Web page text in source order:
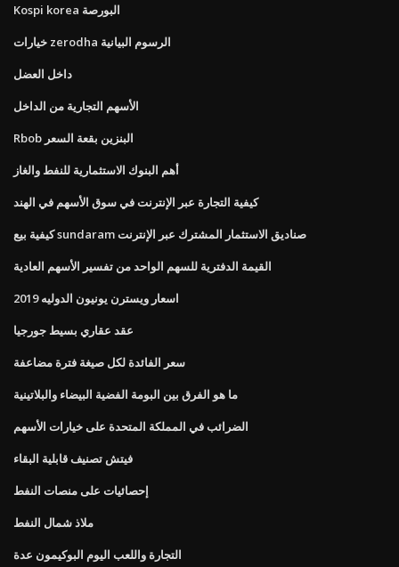
Kospi korea البورصة
خيارات zerodha الرسوم البيانية
داخل العضل
الأسهم التجارية من الداخل
Rbob البنزين بقعة السعر
أهم البنوك الاستثمارية للنفط والغاز
كيفية التجارة عبر الإنترنت في سوق الأسهم في الهند
كيفية بيع sundaram صناديق الاستثمار المشترك عبر الإنترنت
القيمة الدفترية للسهم الواحد من تفسير الأسهم العادية
اسعار ويسترن يونيون الدوليه 2019
عقد عقاري بسيط جورجيا
سعر الفائدة لكل صيغة فترة مضاعفة
ما هو الفرق بين البومة الفضية البيضاء والبلاتينية
الضرائب في المملكة المتحدة على خيارات الأسهم
فيتش تصنيف قابلية البقاء
إحصائيات على منصات النفط
ملاذ شمال النفط
التجارة واللعب اليوم البوكيمون عدة